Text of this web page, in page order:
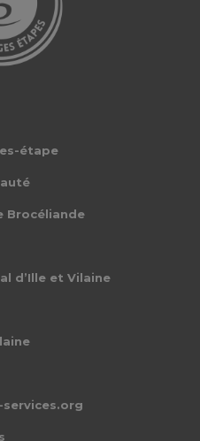
étape
Brocéliande
d’Ille et Vilaine